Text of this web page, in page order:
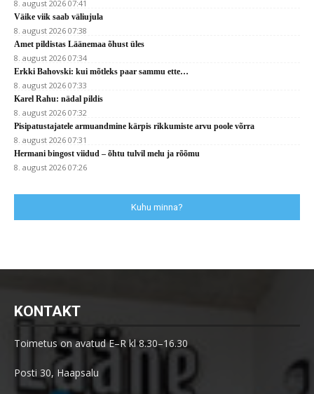
8. august 2026 07:41
Väike viik saab väliujula
8. august 2026 07:38
Amet pildistas Läänemaa õhust üles
8. august 2026 07:34
Erkki Bahovski: kui mõtleks paar sammu ette…
8. august 2026 07:33
Karel Rahu: nädal pildis
8. august 2026 07:32
Pisipatustajatele armuandmine kärpis rikkumiste arvu poole võrra
8. august 2026 07:31
Hermani bingost viidud – õhtu tulvil melu ja rõõmu
8. august 2026 07:26
Kuhu minna?
KONTAKT
Toimetus on avatud E–R kl 8.30–16.30
Posti 30, Haapsalu